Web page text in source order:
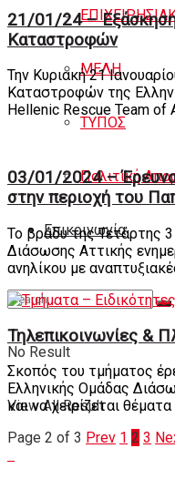
ΜΕΛΗ
ΤΥΠΟΣ
Πολιτική
Eπικοινωνία
No Result
View All Result
21/01/24 –
Καταστροφών
Την Κυριακή 21
Καταστροφών της
Hellenic Rescue Team of
03/01/2024 –
στην περιοχή του
Το βράδυ της Τετάρτης
Διάσωσης Αττικής
ανηλίκου με
Τηλεπικοινωνίες &
Σκοπός του τμήματος
Ελληνικής Ομάδας
και να χειρίζεται
Page 2 of 3 Prev 1 2 3